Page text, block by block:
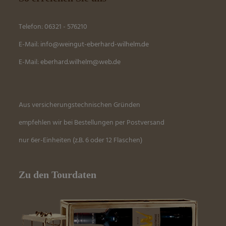
Telefon: 06321 - 576210
E-Mail: info@weingut-eberhard-wilhelm.de
E-Mail:eberhard.wilhelm@web.de
Aus versicherungstechnischen Gründen
empfehlen wir bei Bestellungen per Postversand
nur 6er-Einheiten (z.B. 6 oder 12 Flaschen)
Zu den Tourdaten